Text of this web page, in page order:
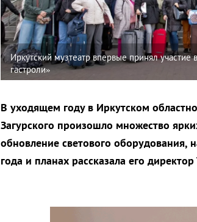
Иркутский музтеатр впервые принял
гастроли»
В уходящем году в Иркутском
Загурского произошло множество
обновление светового оборудования,
года и планах рассказала его